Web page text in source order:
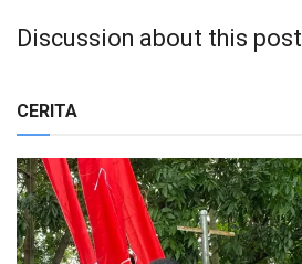
Discussion about this post
CERITA